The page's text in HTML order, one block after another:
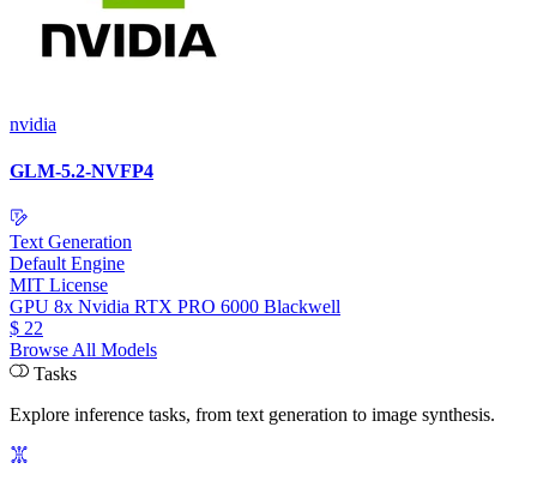
nvidia
GLM-5.2-NVFP4
Text Generation
Default Engine
MIT License
GPU 8x Nvidia RTX PRO 6000 Blackwell
$ 22
Browse All Models
Tasks
Explore inference tasks, from text generation to image synthesis.